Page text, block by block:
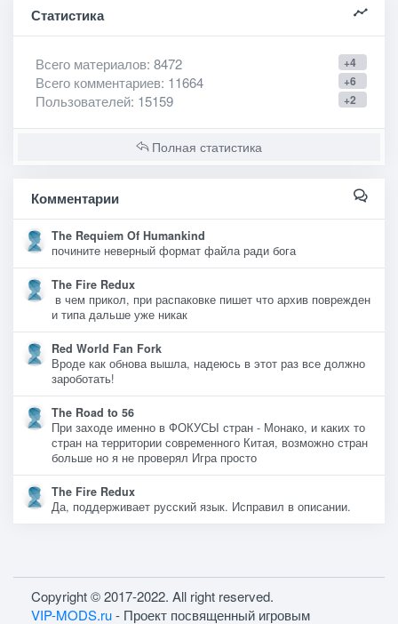
Статистика
+4
Всего материалов: 8472
+6
Всего комментариев: 11664
+2
Пользователей: 15159
Полная статистика
Комментарии
The Requiem Of Humankind
почините неверный формат файла ради бога
The Fire Redux
в чем прикол, при распаковке пишет что архив поврежден
и типа дальше уже никак
Red World Fan Fork
Вроде как обнова вышла, надеюсь в этот раз все должно
зароботать!
The Road to 56
При заходе именно в ФОКУСЫ стран - Монако, и каких то
стран на территории современного Китая, возможно стран
больше но я не проверял Игра просто
The Fire Redux
Да, поддерживает русский язык. Исправил в описании.
Copyright © 2017-2022. All right reserved.
VIP-MODS.ru- Проект посвященный игровым